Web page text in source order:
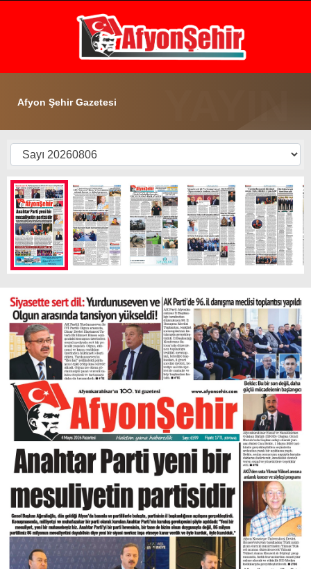
WhatsApp İhbar Hattı
Facebook
Instagram
Youtube
32.7 °
AFYON
EKONOMİ
POLİTİKA
SPOR
SAĞLIK
İLÇE
DIĞER
ÇEVRE
RESMI İLANLAR
E-GAZETE
CANLI YAYIN
Afyon Şehir Gazetesi